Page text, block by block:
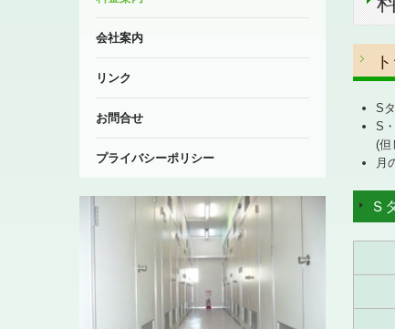
会社案内
リンク
お問合せ
プライバシーポリシー
S
S
(但
月
Ｓ